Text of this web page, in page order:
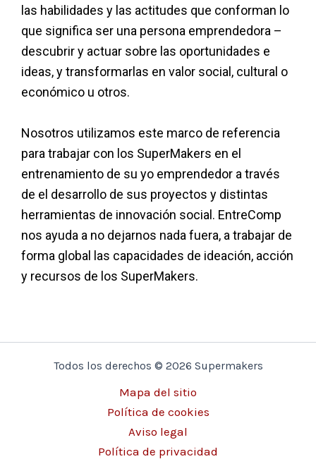
las habilidades y las actitudes que conforman lo
que significa ser una persona emprendedora –
descubrir y actuar sobre las oportunidades e
ideas, y transformarlas en valor social, cultural o
económico u otros.
Nosotros utilizamos este marco de referencia
para trabajar con los SuperMakers en el
entrenamiento de su yo emprendedor a través
de el desarrollo de sus proyectos y distintas
herramientas de innovación social. EntreComp
nos ayuda a no dejarnos nada fuera, a trabajar de
forma global las capacidades de ideación, acción
y recursos de los SuperMakers.
Todos los derechos © 2026 Supermakers
Mapa del sitio
Política de cookies
Aviso legal
Política de privacidad